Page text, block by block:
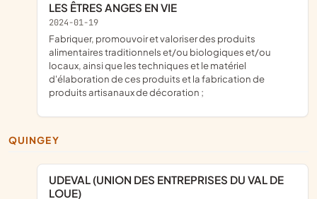
LES ÊTRES ANGES EN VIE
2024-01-19
fabriquer, promouvoir et valoriser des produits
alimentaires traditionnels et/ou biologiques et/ou
locaux, ainsi que les techniques et le matériel
d'élaboration de ces produits et la fabrication de
produits artisanaux de décoration ;
QUINGEY
UDEVAL (UNION DES ENTREPRISES DU VAL DE
LOUE)